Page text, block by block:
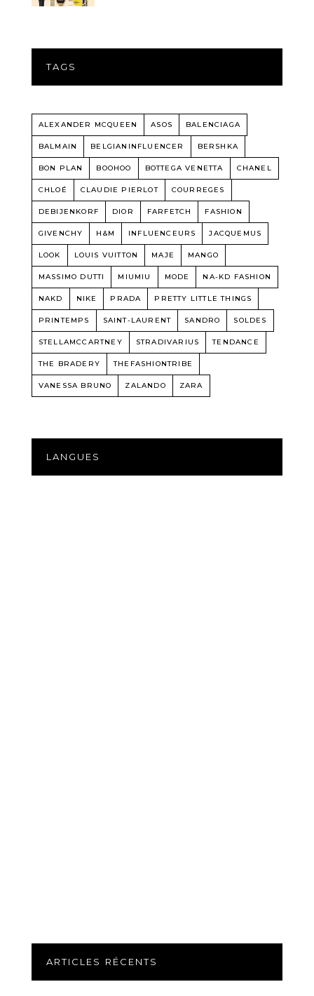
TAGS
ALEXANDER MCQUEEN ASOS BALENCIAGA
BALMAIN BELGIANINFLUENCER BERSHKA
BON PLAN BOOHOO BOTTEGA VENETTA CHANEL
CHLOÉ CLAUDIE PIERLOT COURREGES
DEBIJENKORF DIOR FARFETCH FASHION
GIVENCHY H&M INFLUENCEURS JACQUEMUS
LOOK LOUIS VUITTON MAJE MANGO
MASSIMO DUTTI MIUMIU MODE NA-KD FASHION
NAKD NIKE PRADA PRETTY LITTLE THINGS
PRINTEMPS SAINT-LAURENT SANDRO SOLDES
STELLAMCCARTNEY STRADIVARIUS TENDANCE
THE BRADERY THEFASHIONTRIBE
VANESSA BRUNO ZALANDO ZARA
LANGUES
ARTICLES RÉCENTS